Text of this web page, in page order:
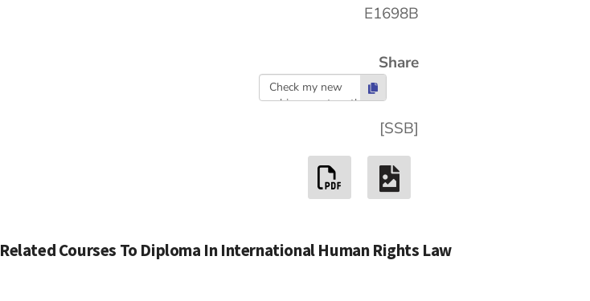
E1698B
Share
Check my new
achievement on the
board.eu/certificate/e
1698b/ #Graduation
#Certificate
[SSB]
Related Courses To Diploma In International Human Rights Law